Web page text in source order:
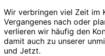
Wir verbringen viel Zeit im
Vergangenes nach oder
verlieren wir häufig den
damit auch zu unserer
und Jetzt.